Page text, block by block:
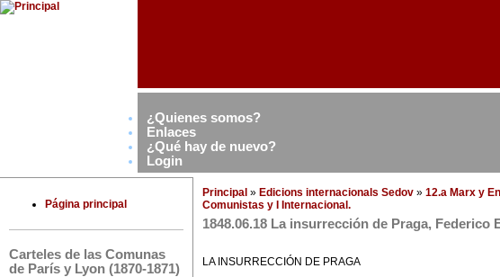
¿Quienes somos?
Enlaces
¿Qué hay de nuevo?
Login
Página principal
Carteles de las Comunas
de París y Lyon (1870-1871)
Principal » Edicions internacionals Sedov » 12.a Marx y
Comunistas y I Internacional.
1848.06.18 La insurrección de Praga, Federico
LA INSURRECCIÓN DE PRAGA